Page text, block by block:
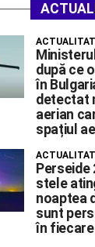
după ce
în
detectat
aerian
spațiul
Perseide
stele
noaptea
sunt
în fiecare